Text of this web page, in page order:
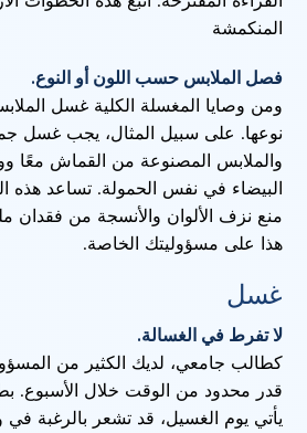
المنكمشة
فصل الملابس حسب اللون أو النوع.
ومن وصايا المغسلة الكلية غسل
نوعها. على سبيل المثال، يجب غسل
والملابس المصنوعة من القماش معًا
البيضاء في نفس الحمولة. تساعد هذه
منع نزف الألوان والأنسجة من فقدان
هذا على مسؤوليتك الخاصة.
غسل
لا تفرط في الغسالة.
كطالب جامعي، لديك الكثير من
قدر محدود من الوقت خلال الأسبوع.
يأتي يوم الغسيل، قد تشعر بالرغبة